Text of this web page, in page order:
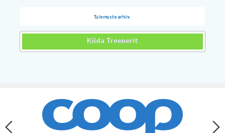
Tulemuste arhiiv
Kiida Treenerit